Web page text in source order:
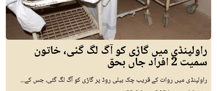
راولپنڈی میں گاڑی کو آگ لگ گئی، خاتون
سمیت 2 افراد جاں بحق
راولپنڈی میں روات کے قریب چک بیلی روڈ پر گاڑی کو آگ لگ گئی، جس کے...